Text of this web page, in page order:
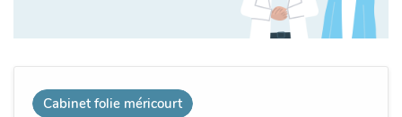
Cabinet folie méricourt